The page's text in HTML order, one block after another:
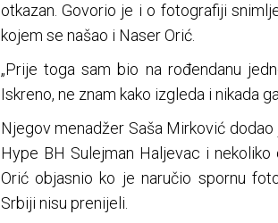
otkazan. Govorio je i o fotografiji
kojem se našao i Naser Orić.
„Prije toga sam bio na rođendanu
Iskreno, ne znam kako izgleda i nikada
Njegov menadžer Saša Mirković
Hype BH Sulejman Haljevac i
Orić objasnio ko je naručio spornu
Srbiji nisu prenijeli.